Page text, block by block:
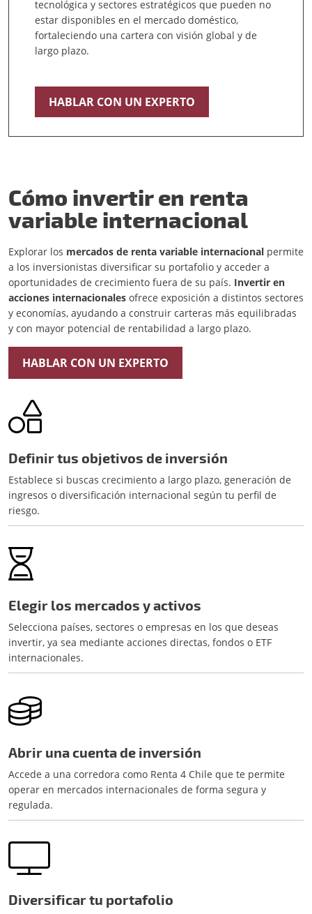
tecnológica y sectores estratégicos que pueden no
estar disponibles en el mercado doméstico,
fortaleciendo una cartera con visión global y de
largo plazo.
HABLAR CON UN EXPERTO
Cómo invertir en renta
variable internacional
Explorar los mercados de renta variable internacional permite
a los inversionistas diversificar su portafolio y acceder a
oportunidades de crecimiento fuera de su país. Invertir en
acciones internacionales ofrece exposición a distintos sectores
y economías, ayudando a construir carteras más equilibradas
y con mayor potencial de rentabilidad a largo plazo.
HABLAR CON UN EXPERTO
Definir tus objetivos de inversión
Establece si buscas crecimiento a largo plazo, generación de
ingresos o diversificación internacional según tu perfil de
riesgo.
Elegir los mercados y activos
Selecciona países, sectores o empresas en los que deseas
invertir, ya sea mediante acciones directas, fondos o ETF
internacionales.
Abrir una cuenta de inversión
Accede a una corredora como Renta 4 Chile que te permite
operar en mercados internacionales de forma segura y
regulada.
Diversificar tu portafolio